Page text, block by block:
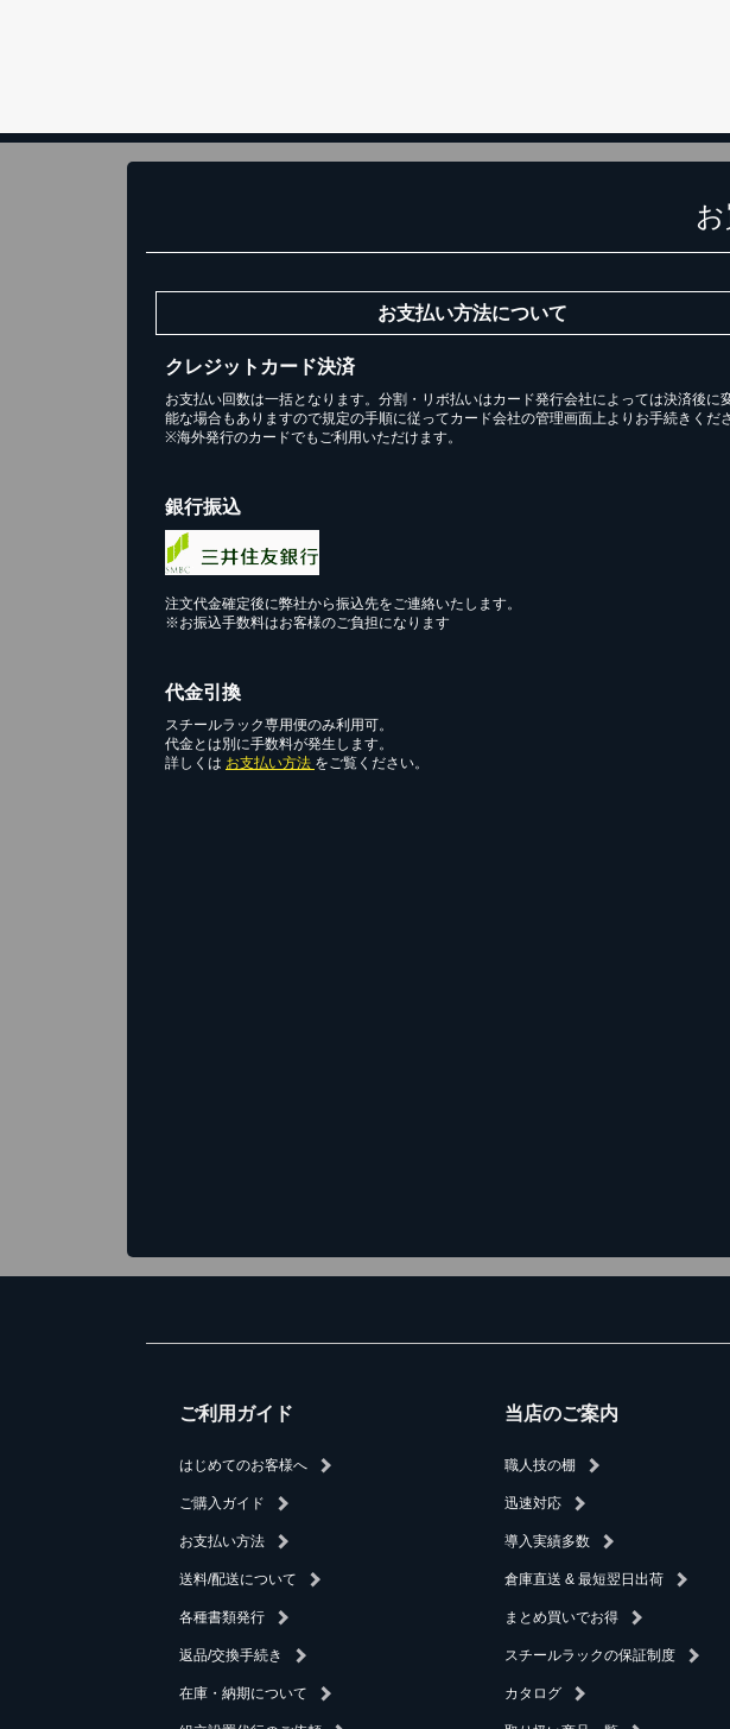
お支払い方法について
クレジットカード決済
お支払い回数は一括となります。分割・リボ払いはカード発行会社によっては決済後に
能な場合もありますので規定の手順に従ってカード会社の管理画面上よりお手続きくださ
※海外発行のカードでもご利用いただけます。
銀行振込
注文代金確定後に弊社から振込先をご連絡いたします。
※お振込手数料はお客様のご負担になります
代金引換
スチールラック専用便のみ利用可。
代金とは別に手数料が発生します。
詳しくは お支払い方法 をご覧ください。
ご利用ガイド
はじめてのお客様へ
ご購入ガイド
お支払い方法
送料/配送について
各種書類発行
返品/交換手続き
在庫・納期について
当店のご案内
職人技の棚
迅速対応
導入実績多数
倉庫直送 & 最短翌日出荷
まとめ買いでお得
スチールラックの保証制度
カタログ